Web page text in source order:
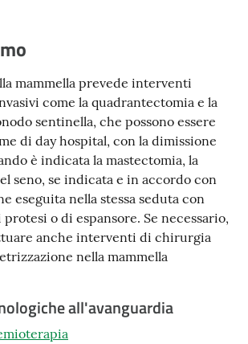
mammella prevede interventi
come la quadrantectomia e la
sentinella, che possono essere
di day hospital, con la dimissione
è indicata la mastectomia, la
seno, se indicata e in accordo con
eseguita nella stessa seduta con
o di espansore. Se necessario,
anche interventi di chirurgia
nella mammella
all'avanguardia